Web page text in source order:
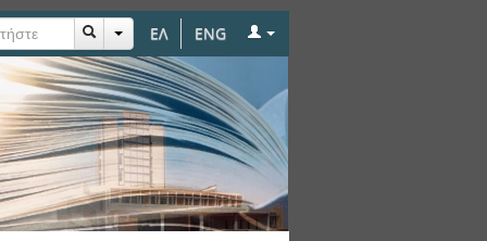
ΕΛ ENG
propylene,